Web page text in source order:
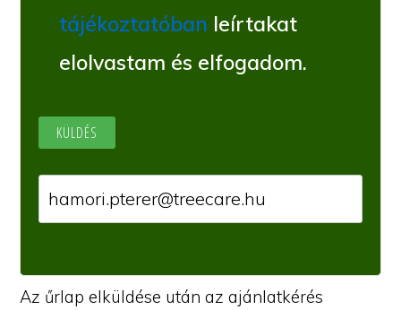
tájékoztatóban leírtakat
elolvastam és elfogadom.
Az űrlap elküldése után az ajánlatkérés